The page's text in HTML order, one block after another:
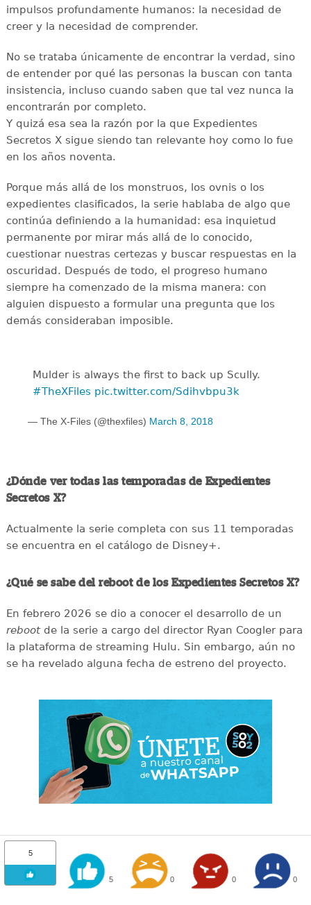
impulsos profundamente humanos: la necesidad de
creer y la necesidad de comprender.
No se trataba únicamente de encontrar la verdad, sino
de entender por qué las personas la buscan con tanta
insistencia, incluso cuando saben que tal vez nunca la
encontrarán por completo.
Y quizá esa sea la razón por la que Expedientes
Secretos X sigue siendo tan relevante hoy como lo fue
en los años noventa.
Porque más allá de los monstruos, los ovnis o los
expedientes clasificados, la serie hablaba de algo que
continúa definiendo a la humanidad: esa inquietud
permanente por mirar más allá de lo conocido,
cuestionar nuestras certezas y buscar respuestas en la
oscuridad. Después de todo, el progreso humano
siempre ha comenzado de la misma manera: con
alguien dispuesto a formular una pregunta que los
demás consideraban imposible.
Mulder is always the first to back up Scully.
#TheXFiles pic.twitter.com/Sdihvbpu3k
— The X-Files (@thexfiles) March 8, 2018
¿Dónde ver todas las temporadas de Expedientes
Secretos X?
Actualmente la serie completa con sus 11 temporadas
se encuentra en el catálogo de Disney+.
¿Qué se sabe del reboot de los Expedientes Secretos X?
En febrero 2026 se dio a conocer el desarrollo de un
rebootde la serie a cargo del director Ryan Coogler para
la plataforma de streaming Hulu. Sin embargo, aún no
se ha revelado alguna fecha de estreno del proyecto.
5
5 0 0 0